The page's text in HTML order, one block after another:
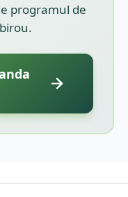
programul de